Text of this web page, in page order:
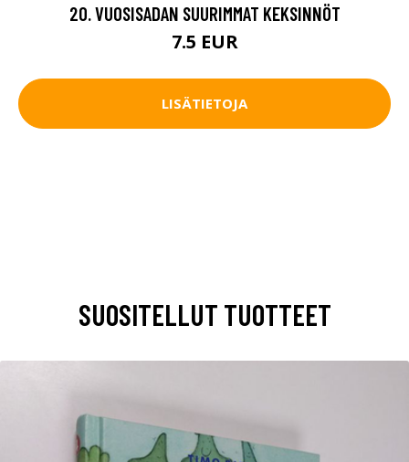
20. VUOSISADAN SUURIMMAT KEKSINNÖT
7.5 EUR
LISÄTIETOJA
SUOSITELLUT TUOTTEET